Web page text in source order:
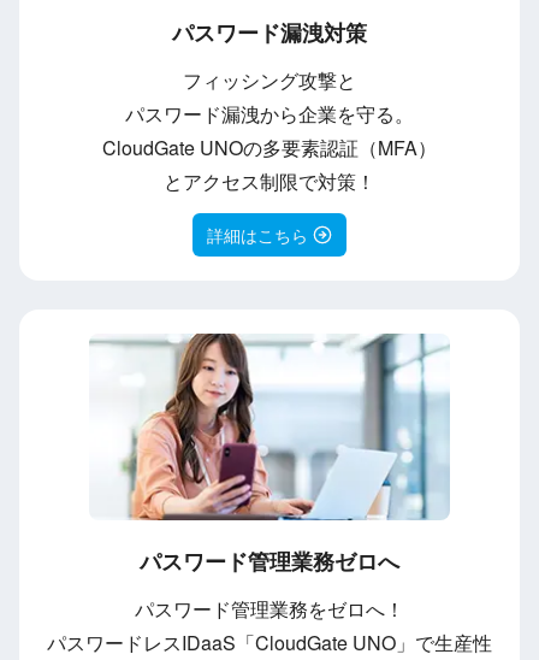
パスワード漏洩対策
フィッシング攻撃と
パスワード漏洩から企業を守る。
CloudGate UNOの多要素認証（MFA）
とアクセス制限で対策！
詳細はこちら
パスワード管理業務ゼロへ
パスワード管理業務をゼロへ！
パスワードレスIDaaS「CloudGate UNO」で生産性